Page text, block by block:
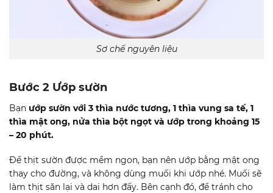
Sơ chế nguyên liệu
Bước 2 Ướp sườn
Bạn ướp sườn với 3 thìa nước tương, 1 thìa vung sa tế, 1
thìa mật ong, nửa thìa bột ngọt và ướp trong khoảng 15
– 20 phút.
Để thịt sườn được mềm ngon, bạn nên ướp bằng mật ong
thay cho đường, và không dùng muối khi ướp nhé. Muối sẽ
làm thịt săn lại và dai hơn đấy. Bên cạnh đó, để tránh cho